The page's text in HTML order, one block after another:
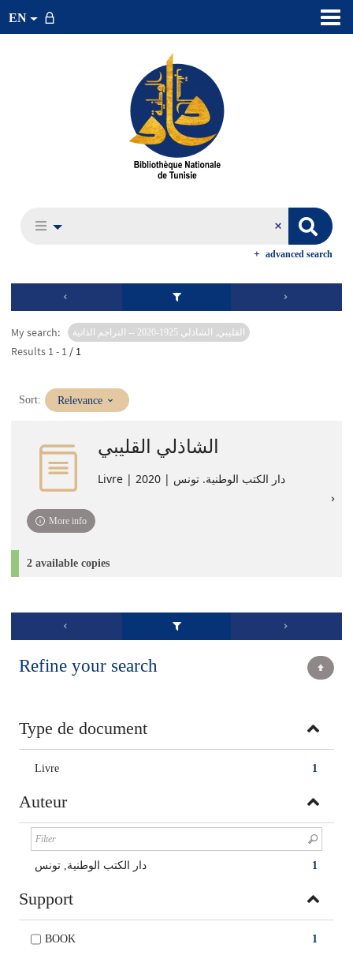
EN
advanced search
My search: القليبي, الشاذلي 1925-2020 -- التراجم الذاتية
Results 1 - 1 / 1
Sort: (Immediate
update)
Relevance
الشاذلي القليبي
Livre | دار الكتب الوطنية. تونس | 2020
More info
2 available copies
Refine your search
Type de document
1
Livre
Auteur
1 دار الكتب الوطنية, تونس
Support
1
BOOK